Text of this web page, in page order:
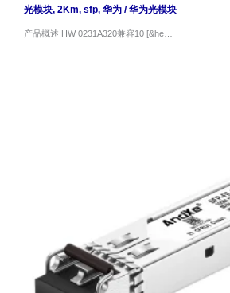
光模块, 2Km, sfp, 华为/华为光模块
产品概述 HW 0231A320兼容10 [&he…